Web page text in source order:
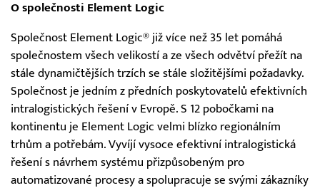
O společnosti Element Logic
Společnost Element Logic® již více než 35 let pomáhá
společnostem všech velikostí a ze všech odvětví přežít na
stále dynamičtějších trzích se stále složitějšími požadavky.
Společnost je jedním z předních poskytovatelů efektivních
intralogistických řešení v Evropě. S 12 pobočkami na
kontinentu je Element Logic velmi blízko regionálním
trhům a potřebám. Vyvíjí vysoce efektivní intralogistická
řešení s návrhem systému přizpůsobeným pro
automatizované procesy a spolupracuje se svými zákazníky